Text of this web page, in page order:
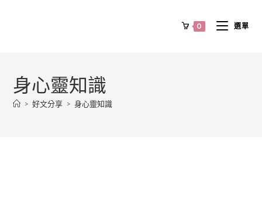
0 選單
身心靈知識
> 好文分享 > 身心靈知識